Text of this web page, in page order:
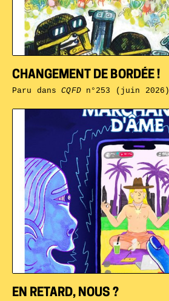
EN RETARD, NOUS ?
CHANGEMENT DE BORDÉE !
Paru dansCQFDn°253 (juin 2026)